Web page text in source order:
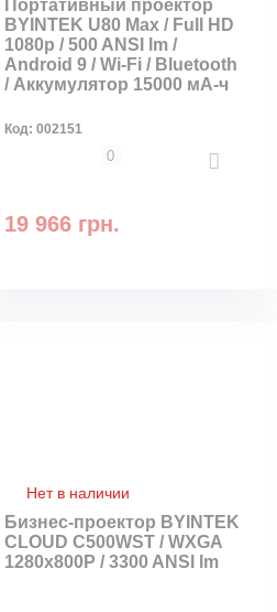
Портативный проектор
BYINTEK U80 Max / Full HD
1080p / 500 ANSI lm /
Android 9 / Wi-Fi / Bluetooth
/ Аккумулятор 15000 мА-ч
Код: 002151
0
19 966 грн.
Нет в наличии
Бизнес-проектор BYINTEK
CLOUD C500WST / WXGA
1280х800P / 3300 ANSI lm